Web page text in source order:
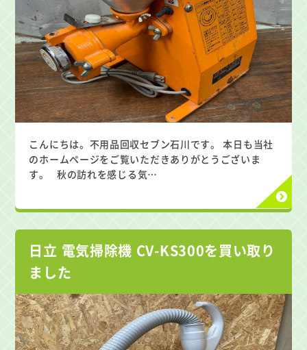
こんにちは。不用品回収セブン石川です。 本日も当社
のホームページをご覧いただきありがとうございま
す。 秋の訪れを感じる気…
日立 電気掃除機 CV-KS300を買い取り
ました